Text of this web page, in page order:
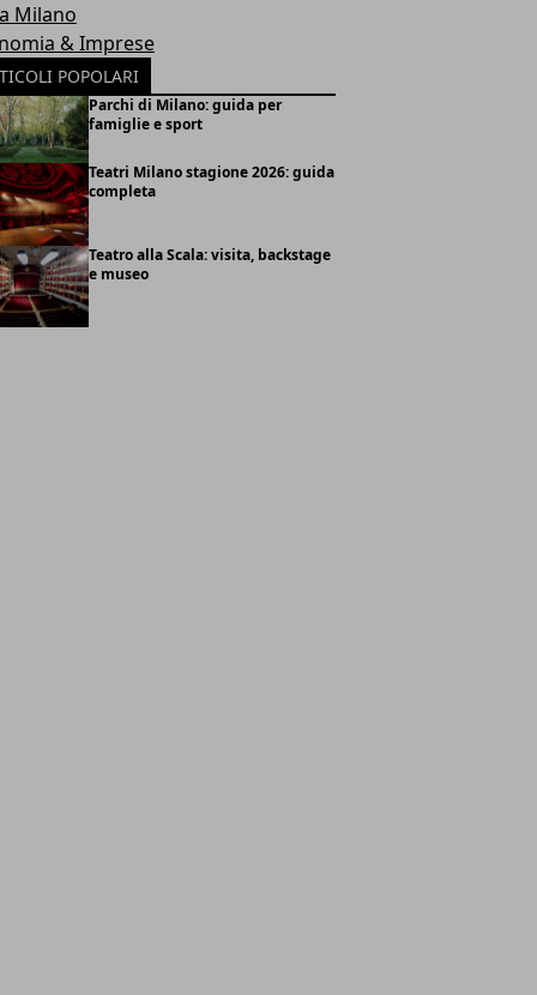
Milano
& Imprese
POPOLARI
Parchi di Milano: guida per
famiglie e sport
Teatri Milano stagione 2026: guida
completa
Teatro alla Scala: visita, backstage
e museo